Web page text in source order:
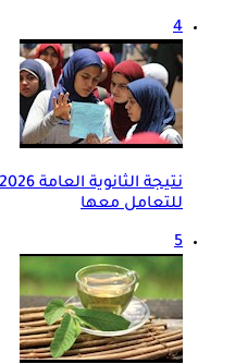
4
للتعامل معها
5